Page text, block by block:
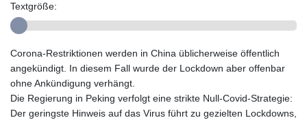
Textgröße:
Corona-Restriktionen werden in China üblicherweise öffentlich
angekündigt. In diesem Fall wurde der Lockdown aber offenbar
ohne Ankündigung verhängt.
Die Regierung in Peking verfolgt eine strikte Null-Covid-Strategie:
Der geringste Hinweis auf das Virus führt zu gezielten Lockdowns,